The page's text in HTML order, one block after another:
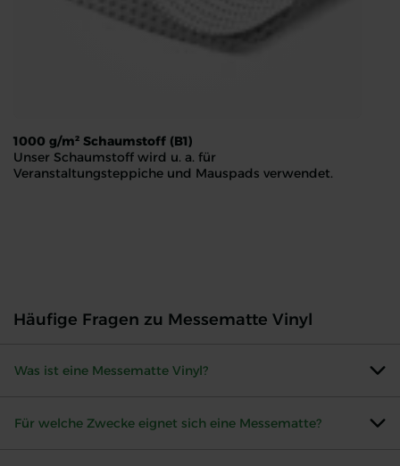
1000 g/m² Schaumstoff (B1)
Unser Schaumstoff wird u. a. für
Veranstaltungsteppiche und Mauspads verwendet.
Häufige Fragen zu Messematte Vinyl
Was ist eine Messematte Vinyl?
Für welche Zwecke eignet sich eine Messematte?